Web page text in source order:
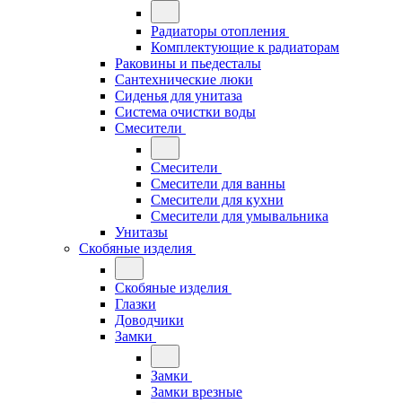
Радиаторы отопления
Комплектующие к радиаторам
Раковины и пьедесталы
Сантехнические люки
Сиденья для унитаза
Система очистки воды
Смесители
Смесители
Смесители для ванны
Смесители для кухни
Смесители для умывальника
Унитазы
Скобяные изделия
Скобяные изделия
Глазки
Доводчики
Замки
Замки
Замки врезные